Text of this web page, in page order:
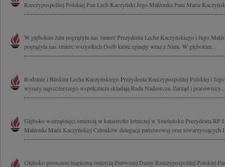
Rzeczypospolitej Polskiej Pan Lech Kaczyński Jego Małżonka Pani Maria
W głębokim żalu pogrążyła nas śmierć Prezydenta Lecha Kaczyńskiego i Jego
pogrążyła nas śmierć wszystkich Osób które zginęły wraz z Nimi. W głębokim...
Rodzinie i Bliskim Lecha Kaczyńskiego Prezydenta Rzeczypospolitej Polskiej i
wyrazy najszczerszego współczucia składają Rada Nadzorcza, Zarząd i pracownicy...
Głęboko wstrząśnięci śmiercią w katastrofie lotniczej w Smoleńsku Prezydenta RP
Małżonki Marii Kaczyńskiej Członków delegacji państwowej oraz towarzyszących
Głęboko poruszeni tragiczną śmiercią Pierwszej Damy Rzeczypospolitej Polskiej